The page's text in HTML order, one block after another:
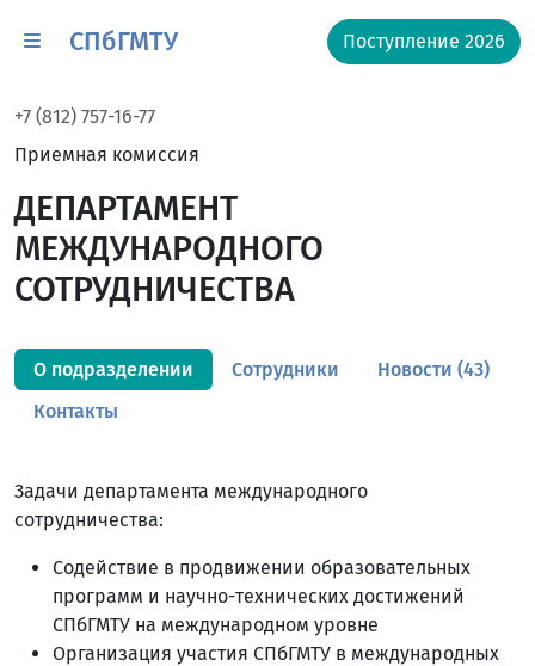
СПбГМТУ Поступление 2026
+7 (812) 757-16-77
Приемная комиссия
ДЕПАРТАМЕНТ
МЕЖДУНАРОДНОГО
СОТРУДНИЧЕСТВА
О подразделении Сотрудники
Новости (43)
Контакты
Задачи департамента международного
сотрудничества:
Содействие в продвижении образовательных
программ и научно-технических достижений
СПбГМТУ на международном уровне
Организация участия СПбГМТУ в международных